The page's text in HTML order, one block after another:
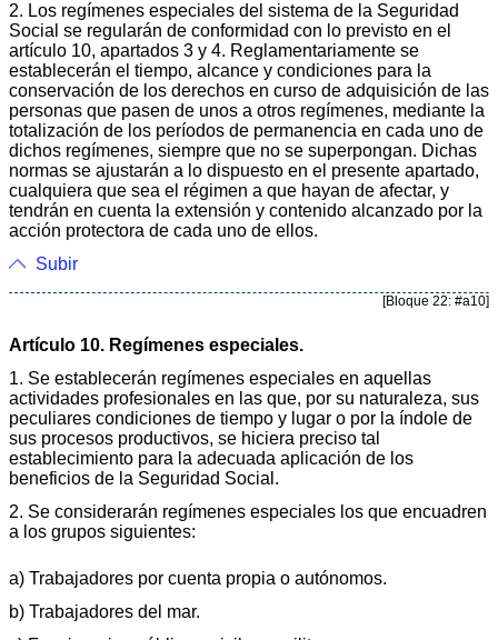
2. Los regímenes especiales del sistema de la Seguridad
Social se regularán de conformidad con lo previsto en el
artículo 10, apartados 3 y 4. Reglamentariamente se
establecerán el tiempo, alcance y condiciones para la
conservación de los derechos en curso de adquisición de las
personas que pasen de unos a otros regímenes, mediante la
totalización de los períodos de permanencia en cada uno de
dichos regímenes, siempre que no se superpongan. Dichas
normas se ajustarán a lo dispuesto en el presente apartado,
cualquiera que sea el régimen a que hayan de afectar, y
tendrán en cuenta la extensión y contenido alcanzado por la
acción protectora de cada uno de ellos.
Subir
[Bloque 22: #a10]
Artículo 10. Regímenes especiales.
1. Se establecerán regímenes especiales en aquellas
actividades profesionales en las que, por su naturaleza, sus
peculiares condiciones de tiempo y lugar o por la índole de
sus procesos productivos, se hiciera preciso tal
establecimiento para la adecuada aplicación de los
beneficios de la Seguridad Social.
2. Se considerarán regímenes especiales los que encuadren
a los grupos siguientes:
a) Trabajadores por cuenta propia o autónomos.
b) Trabajadores del mar.